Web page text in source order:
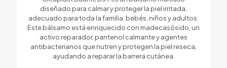
diseñado para calmar y proteger la piel irritada,
adecuado para toda la familia: bebés, niños y adultos.
Este bálsamo está enriquecido con madecasósido, un
activo reparador, pantenol calmante y agentes
antibacterianos que nutren y protegen la piel reseca,
ayudando a reparar la barrera cutánea.